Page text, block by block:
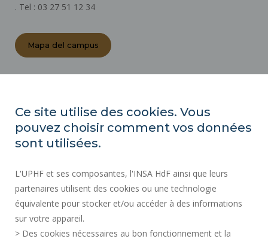
. Tel : 03 27 51 12 34
Mapa del campus
CONTRATACIÓN PÚBLICA
MAPA DEL SITIO
ACCESIBILIDAD
INFORMACIÓN LEGAL
CONTACTOS
DATOS PERSONALES
Ce site utilise des cookies. Vous
pouvez choisir comment vos données
sont utilisées.
L'UPHF et ses composantes, l'INSA HdF ainsi que leurs
partenaires utilisent des cookies ou une technologie
équivalente pour stocker et/ou accéder à des informations
sur votre appareil.
> Des cookies nécessaires au bon fonctionnement et la